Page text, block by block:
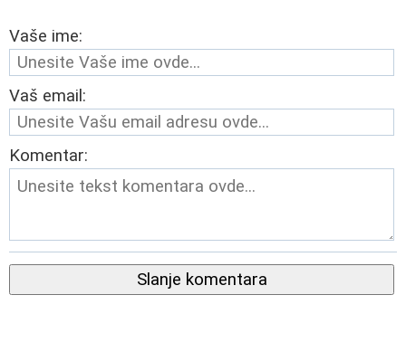
Vaše ime:
Vaš email:
Komentar:
Slanje komentara